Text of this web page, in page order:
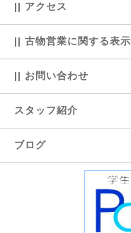
|| アクセス
|| 古物営業に関する表示
|| お問い合わせ
スタッフ紹介
ブログ